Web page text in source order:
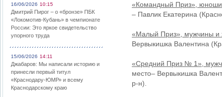
16/06/2026 10:15
Дмитрий Пирог – о «бронзе» ПБК
«Локомотив-Кубань» в чемпионате
России: Это яркое свидетельство
упорного труда
15/06/2026 14:11
Джабаров: Мы написали историю и
принесли первый титул
«Краснодару-ЮМР» и всему
Краснодарскому краю
«Командный Приз»,
– Павлик Екатерина
«Малый Приз», мужчины
Вервыкишка Валентина
«Средний Приз № 1»,
место– Вервыкишка
р-н).